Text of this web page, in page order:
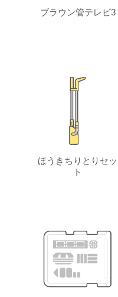
ブラウン管テレビ3
ほうきちりとりセッ
ト